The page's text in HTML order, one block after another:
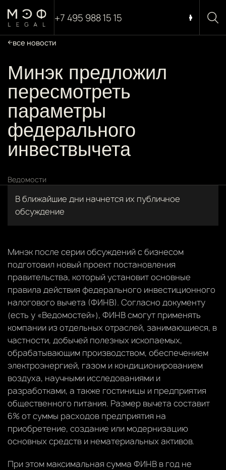
+7 495 988 15 15
все новости
Минэк предложил
пересмотреть
параметры
федерального
инвествычета
Ведомости
В ближайшие дни начнется их публичное
обсуждение
Минэк после серии обсуждений с бизнесом
подготовил новый проект постановления
правительства, который установит основные
правила действия федерального инвестиционного
налогового вычета (ФИНВ). Согласно документу
(есть у «Ведомостей»), ФИНВ смогут применять
компании из отдельных отраслей, занимающиеся, в
частности, добычей полезных ископаемых,
обрабатывающим производством, обеспечением
электроэнергией, газом и кондиционированием
воздуха, научными исследованиями и
разработками, а также гостиницы и предприятия
общественного питания. Размер вычета составит
6% от суммы расходов предприятия на
приобретение, создание или модернизацию
основных средств и нематериальных активов.
При этом максимальная сумма ФИНВ в год не